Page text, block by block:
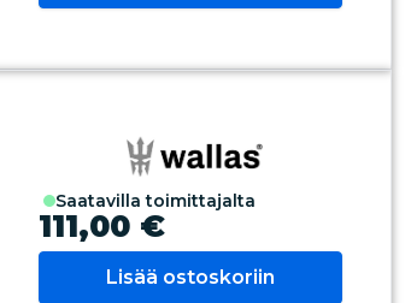
saatavilla toimittajalta
111,00 €
Lisää ostoskoriin